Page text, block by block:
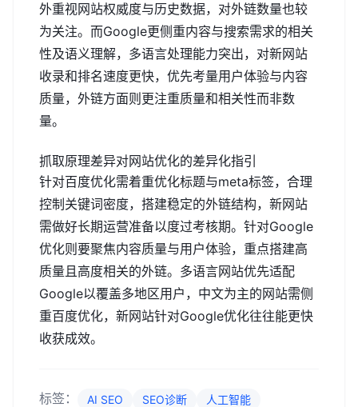
外重视网站权威度与历史数据，对外链数量也较
为关注。而Google更侧重内容与搜索需求的相关
性及语义理解，多语言处理能力突出，对新网站
收录和排名速度更快，优先考量用户体验与内容
质量，外链方面则更注重质量和相关性而非数
量。
抓取原理差异对网站优化的差异化指引
针对百度优化需着重优化标题与meta标签，合理
控制关键词密度，搭建稳定的外链结构，新网站
需做好长期运营准备以度过考核期。针对Google
优化则要聚焦内容质量与用户体验，重点搭建高
质量且高度相关的外链。多语言网站优先适配
Google以覆盖多地区用户，中文为主的网站需侧
重百度优化，新网站针对Google优化往往能更快
收获成效。
标签： AI SEO SEO诊断
人工智能